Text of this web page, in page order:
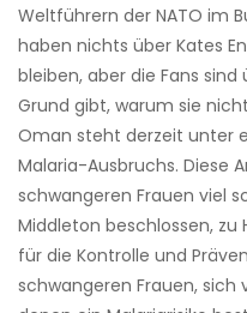
Weltführern der NATO im
haben nichts über Kates
bleiben, aber die Fans
Grund gibt, warum sie
Oman steht derzeit unter
Malaria-Ausbruchs. Diese
schwangeren Frauen viel
Middleton beschlossen, zu
für die Kontrolle und
schwangeren Frauen, sich